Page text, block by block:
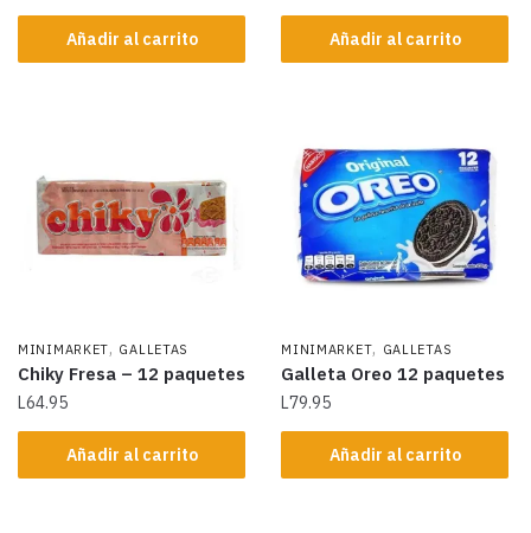
Añadir al carrito Añadir al carrito
MINIMARKET, GALLETAS
Chiky Fresa – 12 paquetes
L64.95
Añadir al carrito
MINIMARKET, GALLETAS
Galleta Oreo 12 paquetes
L79.95
Añadir al carrito